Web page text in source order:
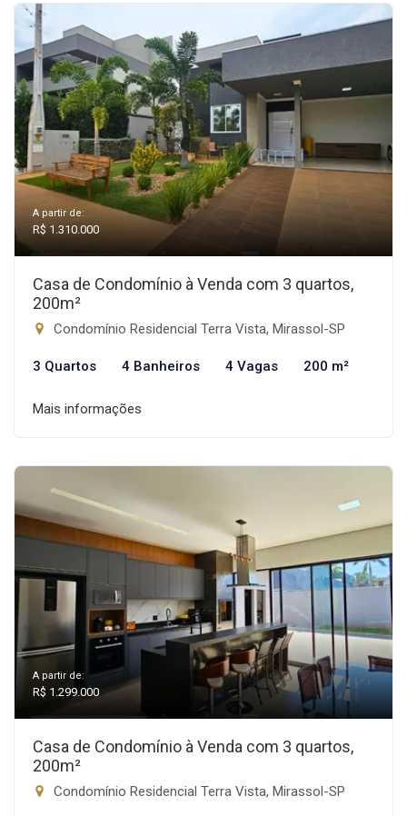
A partir de:
R$ 1.310.000
Casa de Condomínio à Venda com 3 quartos,
200m²
Condomínio Residencial Terra Vista, Mirassol-SP
3 Quartos 4 Banheiros 4 Vagas 200 m²
Mais informações
A partir de:
R$ 1.299.000
Casa de Condomínio à Venda com 3 quartos,
200m²
Condomínio Residencial Terra Vista, Mirassol-SP